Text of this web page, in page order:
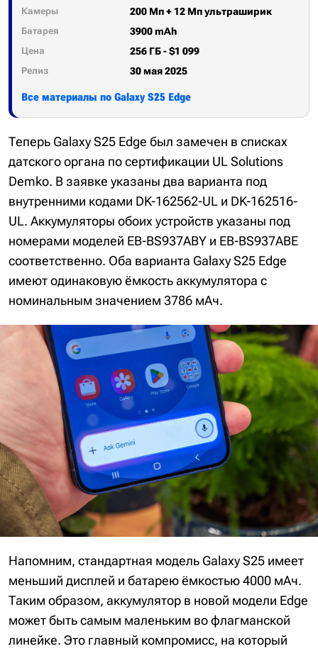
Камеры 200 Мп + 12 Мп ультраширик
Батарея 3900 mAh
Цена 256 ГБ - $1 099
Релиз 30 мая 2025
Все материалы по Galaxy S25 Edge
Теперь Galaxy S25 Edge был замечен в списках
датского органа по сертификации UL Solutions
Demko. В заявке указаны два варианта под
внутренними кодами DK-162562-UL и DK-162516-
UL. Аккумуляторы обоих устройств указаны под
номерами моделей EB-BS937ABY и EB-BS937ABE
соответственно. Оба варианта Galaxy S25 Edge
имеют одинаковую ёмкость аккумулятора с
номинальным значением 3786 мАч.
Напомним, стандартная модель Galaxy S25 имеет
меньший дисплей и батарею ёмкостью 4000 мАч.
Таким образом, аккумулятор в новой модели Edge
может быть самым маленьким во флагманской
линейке. Это главный компромисс, на который